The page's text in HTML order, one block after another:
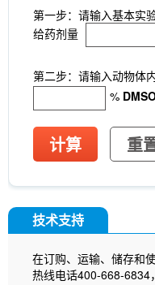
第一步：请输入基本实
给药剂量
第二步：请输入动物体
%
计算 重
技术支持
在订购、运输、储存和
热线电话400-668-6834